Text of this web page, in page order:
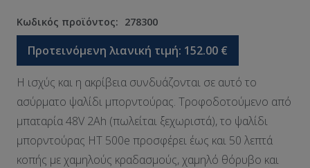
Κωδικός προϊόντος: 278300
Προτεινόμενη λιανική τιμή: 152.00 €
Η ισχύς και η ακρίβεια συνδυάζονται σε αυτό το
ασύρματο ψαλίδι μπορντούρας. Τροφοδοτούμενο από
μπαταρία 48V 2Ah (πωλείται ξεχωριστά), το ψαλίδι
μπορντούρας HT 500e προσφέρει έως και 50 λεπτά
κοπής με χαμηλούς κραδασμούς, χαμηλό θόρυβο και